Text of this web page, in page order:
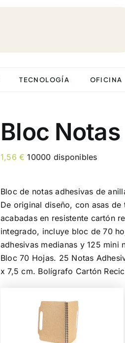
TECNOLOGÍA OFICINA
Bloc
1,56€ 10000 disponibles
Bloc de notas adhesivas de
De original diseño, con asas
acabadas en resistente cartón
integrado, incluye bloc de 70
adhesivas medianas y 125 mini
Bloc 70 Hojas. 25 Notas
x 7,5 cm. Bolígrafo Cartón